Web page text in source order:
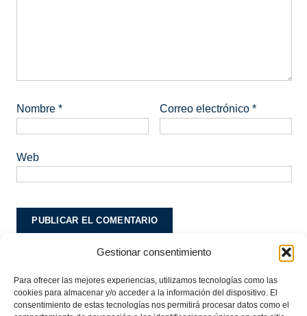
Gestionar consentimiento
Para ofrecer las mejores experiencias, utilizamos tecnologías como las
cookies para almacenar y/o acceder a la información del dispositivo. El
consentimiento de estas tecnologías nos permitirá procesar datos como el
Nombre* Correo electrónico*
Web
Este sitio usa Akismet para reducir el spam.